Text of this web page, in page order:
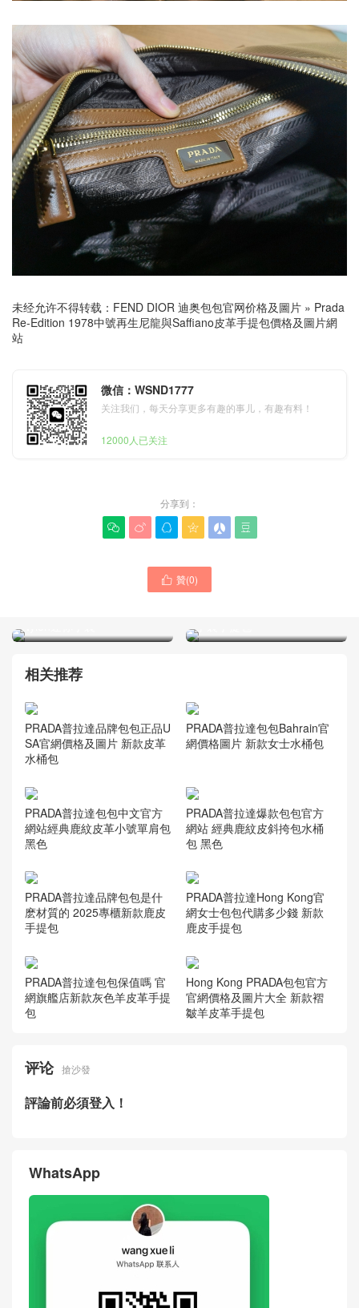
未经允许不得转载： FEND DIOR 迪奥包包官网价格及圖片 » Prada
Re-Edition 1978中號再生尼龍與Saffiano皮革手提包價格及圖片網
站
微信：WSND1777
关注我们，每天分享更多有趣的事儿，有趣有料！
12000人已关注
分享到：
     
 贊(0)
Prada女士包2024新款日本
Nylon迷你手袋
Prada包包 Singapore官網
相关推荐
PRADA普拉達品牌包包正品U
SA官網價格及圖片 新款皮革
水桶包
PRADA普拉達包包Bahrain官
網價格圖片 新款女士水桶包
PRADA普拉達包包中文官方
網站經典鹿紋皮革小號單肩包
黑色
PRADA普拉達爆款包包官方
網站 經典鹿紋皮斜挎包水桶
包 黑色
PRADA普拉達品牌包包是什
麽材質的 2025專櫃新款鹿皮
手提包
PRADA普拉達Hong Kong官
網女士包包代購多少錢 新款
鹿皮手提包
PRADA普拉達包包保值嗎 官
網旗艦店新款灰色羊皮革手提
包
Hong Kong PRADA包包官方
官網價格及圖片大全 新款褶
皺羊皮革手提包
评论 搶沙發
評論前必須登入！
WhatsApp